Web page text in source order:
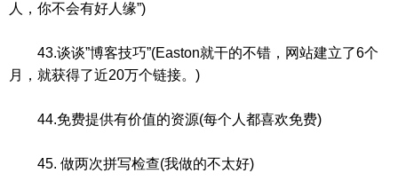
人，你不会有好人缘”)
43.谈谈”博客技巧”(Easton就干的不错，网站建立了6个
月，就获得了近20万个链接。)
44.免费提供有价值的资源(每个人都喜欢免费)
45. 做两次拼写检查(我做的不太好)